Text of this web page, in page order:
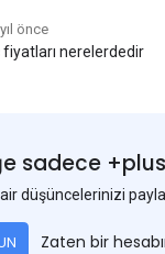
önce
fiyatları nerelerdedir
sadece
düşüncelerinizi
Zaten bir